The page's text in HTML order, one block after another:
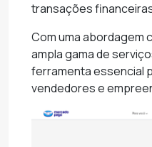
transações
Com uma abordagem
ampla gama de
ferramenta essencial
vendedores e